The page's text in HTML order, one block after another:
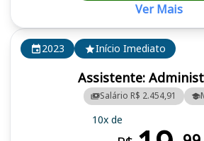
2023 Início Imediato
Assistente:
Salário R$ 2.454,91
10x de
Ver Mais